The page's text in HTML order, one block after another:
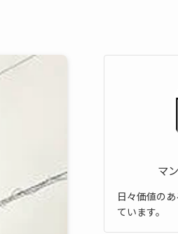
マ
日々価値の
ています。